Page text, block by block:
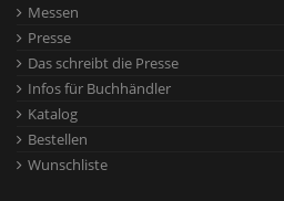
Messen
Presse
Das schreibt die Presse
Infos für Buchhändler
Katalog
Bestellen
Wunschliste